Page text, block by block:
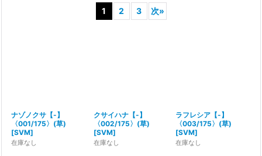
1 2 3 次»
ナゾノクサ【-】
〈001/175〉(草)
[SVM]
在庫なし
クサイハナ【-】
〈002/175〉(草)
[SVM]
在庫なし
ラフレシア【-】
〈003/175〉(草)
[SVM]
在庫なし